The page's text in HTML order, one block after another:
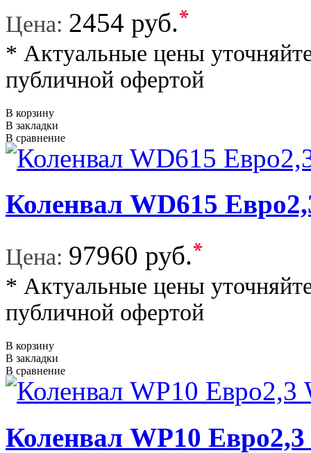
Цена: 2454 руб.*
* Актуальные цены
публичной офертой
В корзину
В закладки
В сравнение
Коленвал WD615
Цена: 97960 руб.*
* Актуальные цены
публичной офертой
В корзину
В закладки
В сравнение
Коленвал WP10